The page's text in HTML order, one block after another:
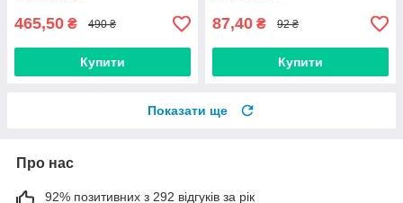
465,50 ₴ 490 ₴
Купити
87,40 ₴ 92 ₴
Купити
Показати ще
Про нас
92% позитивних з 292 відгуків за рік